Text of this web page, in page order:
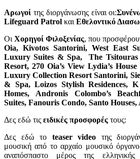
Αρωγοί της διοργάνωσης είναι οι:
Lifeguard Patrol και Εθελοντικό
Οι Χορηγοί Φιλοξενίας, που
Oia, Kivotos Santorini, West East
Luxury Suites & Spa, The Tsitouras
Resort, 270 Oia’s View Lydia’s
Luxury Collection Resort Santorini,
& Spa, Loizos Stylish Residences,
Homes, Andronis Colombo’s
Suites, Fanouris Condo, Santo
Δες εδώ τις ειδικές προσφορές τους:
Δες εδώ το teaser video της
μουσική από το αρχαίο μουσικό
αναπόσπαστο μέρος της